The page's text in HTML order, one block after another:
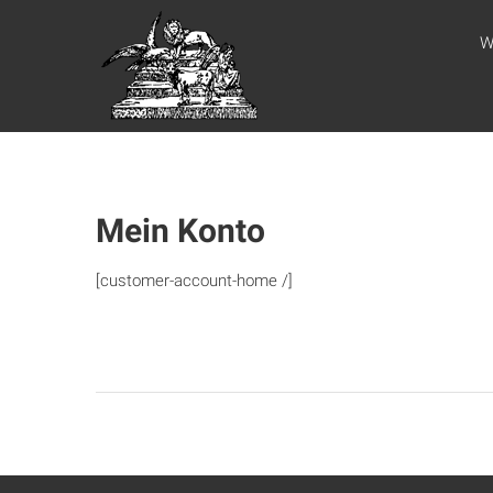
WEBSITE DES
APOSTELAMTES
JESU CHRISTI
KÖR
Mein Konto
[customer-account-home /]